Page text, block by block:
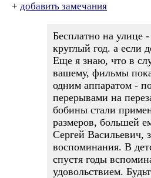
+ добавить замечания
Бесплатно на улице
круглый год. а если
Еще я знаю, что в
вашему, фильмы
одним аппаратом -
перерывами на
бобины стали
размеров, большей
Сергей Васильевич,
воспоминания. В
спустя годы
удовольствием.